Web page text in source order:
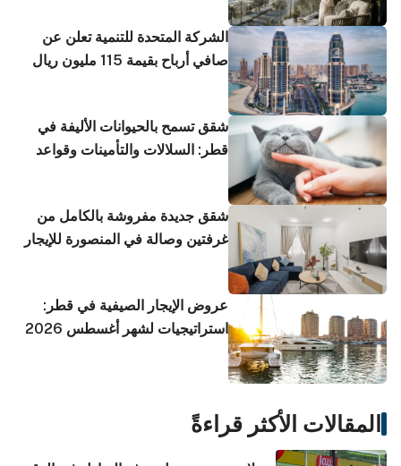
الشركة المتحدة للتنمية تعلن عن
صافي أرباح بقيمة 115 مليون ريال
شقق تسمح بالحيوانات الأليفة في
قطر: السلالات والتأمينات وقواعد
شقق جديدة مفروشة بالكامل من
غرفتين وصالة في المنصورة للإيجار
عروض الإيجار الصيفية في قطر:
استراتيجيات لشهر أغسطس 2026
المقالات الأكثر قراءةً